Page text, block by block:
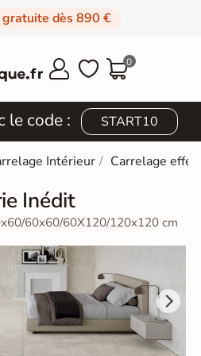
gratuite dès 890 €
  0
le code : START10
Intérieur Carrelage effet
Inédit
60x60/60X120/120x120 cm